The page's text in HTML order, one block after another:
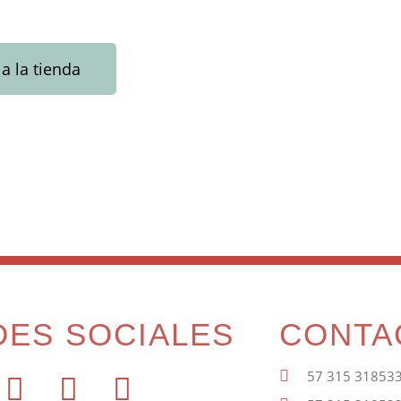
la tienda
SOCIALES
57 315